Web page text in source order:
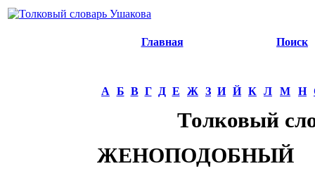
Главная Поиск
А Б В Г Д Е Ж З И Й К Л М Н
Толковый
ЖЕНОПОДОБНЫЙ